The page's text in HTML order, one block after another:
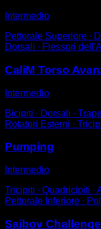
Intermedio
Pettorale Superiore ∙
Dorsali ∙ Flessori
CaliM Torso
Intermedio
Bicipiti ∙ Dorsali ∙
Rotatori Esterni ∙
Pumping
Intermedio
Tricipiti ∙ Quadricipiti ∙
Pettorale Inferiore ∙
Saibov